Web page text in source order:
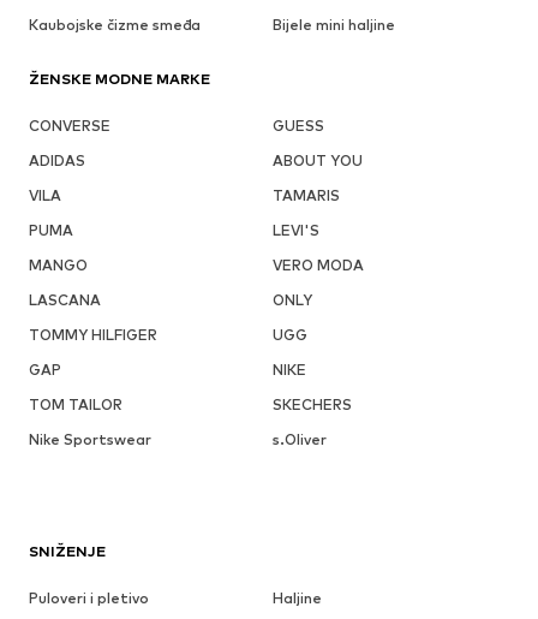
Kaubojske čizme smeđa
Bijele mini haljine
ŽENSKE MODNE MARKE
CONVERSE
GUESS
ADIDAS
ABOUT YOU
VILA
TAMARIS
PUMA
LEVI'S
MANGO
VERO MODA
LASCANA
ONLY
TOMMY HILFIGER
UGG
GAP
NIKE
TOM TAILOR
SKECHERS
Nike Sportswear
s.Oliver
SNIŽENJE
Puloveri i pletivo
Haljine